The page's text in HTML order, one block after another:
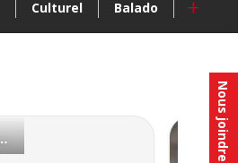
Nous joindre
Culturel Balado +